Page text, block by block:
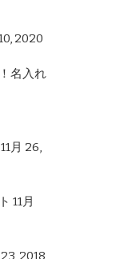
2020
名入れ
11月 26,
11月
2018